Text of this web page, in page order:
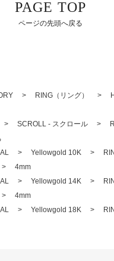
PAGE TOP
ページの先頭へ戻る
> RING（リング） >
>SCROLL - スクロール >
>Yellowgold 10K >
4mm
>Yellowgold 14K >
4mm
>Yellowgold 18K >